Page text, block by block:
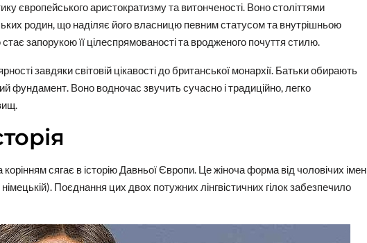
європейського аристократизму та витонченості. Воно століттями
родин, що наділяє його власницю певним статусом та внутрішньою
запорукою її цілеспрямованості та вродженого почуття стилю.
завдяки світовій цікавості до британської монархії. Батьки обирають
фундамент. Воно водночас звучить сучасно і традиційно, легко
сягає в історію Давньої Європи. Це жіноча форма від чоловічих імен
Поєднання цих двох потужних лінгвістичних гілок забезпечило